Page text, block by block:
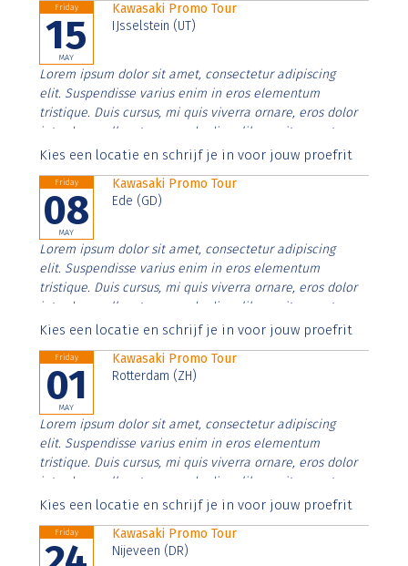
Friday
15
MAY
Kawasaki Promo Tour
IJsselstein (UT)
Lorem ipsum dolor sit amet, consectetur adipiscing
elit. Suspendisse varius enim in eros elementum
tristique. Duis cursus, mi quis viverra ornare, eros dolor
interdum nulla, ut commodo diam libero vitae erat.
Aenean faucibus nibh et justo cursus id rutrum lorem
Kies een locatie en schrijf je in voor jouw proefrit
Friday
08
MAY
Kawasaki Promo Tour
Ede (GD)
Lorem ipsum dolor sit amet, consectetur adipiscing
elit. Suspendisse varius enim in eros elementum
tristique. Duis cursus, mi quis viverra ornare, eros dolor
interdum nulla, ut commodo diam libero vitae erat.
Aenean faucibus nibh et justo cursus id rutrum lorem
Kies een locatie en schrijf je in voor jouw proefrit
Friday
01
MAY
Kawasaki Promo Tour
Rotterdam (ZH)
Lorem ipsum dolor sit amet, consectetur adipiscing
elit. Suspendisse varius enim in eros elementum
tristique. Duis cursus, mi quis viverra ornare, eros dolor
interdum nulla, ut commodo diam libero vitae erat.
Aenean faucibus nibh et justo cursus id rutrum lorem
Kies een locatie en schrijf je in voor jouw proefrit
Friday
Kawasaki Promo Tour
Nijeveen (DR)